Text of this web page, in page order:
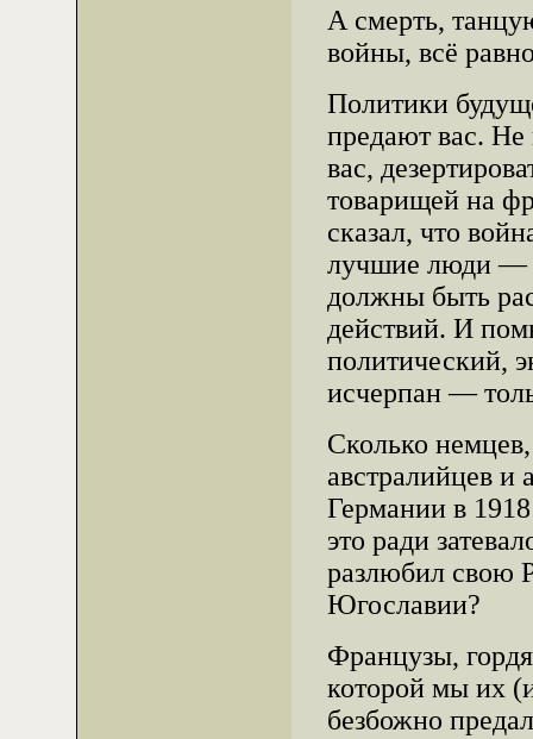
А смерть,
войны, всё
Политики
предают вас. Не
вас,
товарищей на
сказал, что
лучшие люди —
должны быть
действий. И
политический,
исчерпан —
Сколько
австралийцев и
Германии в
это ради
разлюбил свою
Югославии?
Французы,
которой мы их
безбожно